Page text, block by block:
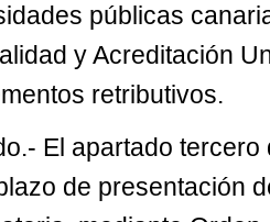
públicas
y Acreditación
retributivos.
El apartado
de presentación